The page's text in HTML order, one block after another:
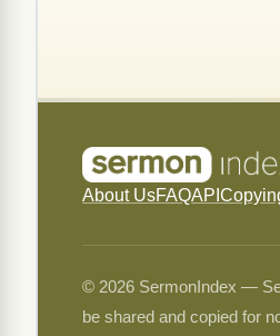
About UsFAQAPI
© 2026 SermonIndex —
be shared and copied for